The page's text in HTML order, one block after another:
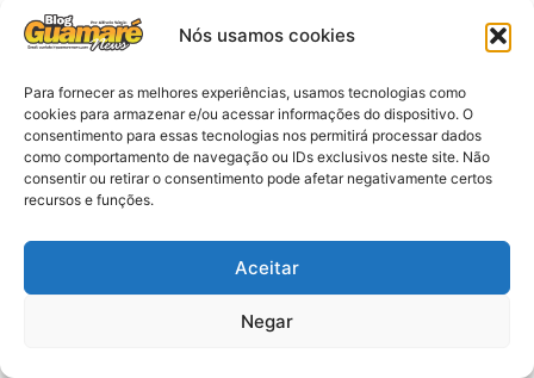
Nós usamos cookies
Para fornecer as melhores experiências, usamos tecnologias como
cookies para armazenar e/ou acessar informações do dispositivo. O
consentimento para essas tecnologias nos permitirá processar dados
como comportamento de navegação ou IDs exclusivos neste site. Não
consentir ou retirar o consentimento pode afetar negativamente certos
recursos e funções.
Aceitar
Negar
Agenda: 10ª Mostra Pedagógica
da Casa Durval Paiva acontecerá
nesta quarta-feira (29)